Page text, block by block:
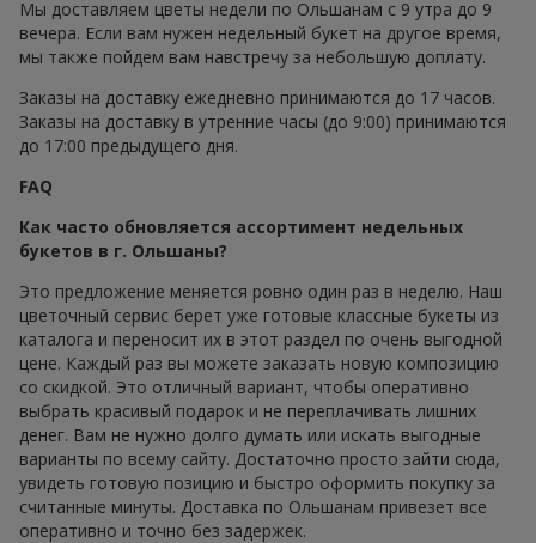
Мы доставляем цветы недели по Ольшанам с 9 утра до 9
вечера. Если вам нужен недельный букет на другое время,
мы также пойдем вам навстречу за небольшую доплату.
Заказы на доставку ежедневно принимаются до 17 часов.
Заказы на доставку в утренние часы (до 9:00) принимаются
до 17:00 предыдущего дня.
FAQ
Как часто обновляется ассортимент недельных
букетов в г. Ольшаны?
Это предложение меняется ровно один раз в неделю. Наш
цветочный сервис берет уже готовые классные букеты из
каталога и переносит их в этот раздел по очень выгодной
цене. Каждый раз вы можете заказать новую композицию
со скидкой. Это отличный вариант, чтобы оперативно
выбрать красивый подарок и не переплачивать лишних
денег. Вам не нужно долго думать или искать выгодные
варианты по всему сайту. Достаточно просто зайти сюда,
увидеть готовую позицию и быстро оформить покупку за
считанные минуты. Доставка по Ольшанам привезет все
оперативно и точно без задержек.